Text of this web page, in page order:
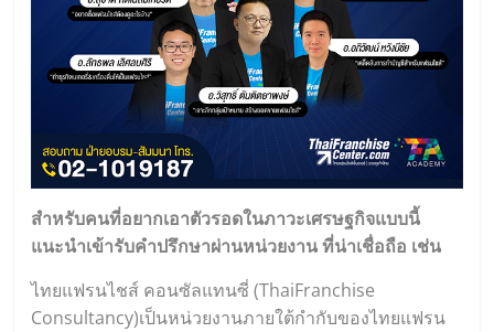
สำหรับคนที่อยากเอาตัวรอดในภาวะเศรษฐกิจแบบนี้
แนะนำเข้ารับคำปรึกษาผ่านหน่วยงาน ที่น่าเชื่อถือ เช่น
ไทยแฟรนไชส์ คอนซัลแทนซี่ (ThaiFranchise
Consultancy)เป็นหน่วยงานภายใต้กำกับของไทยแฟรน